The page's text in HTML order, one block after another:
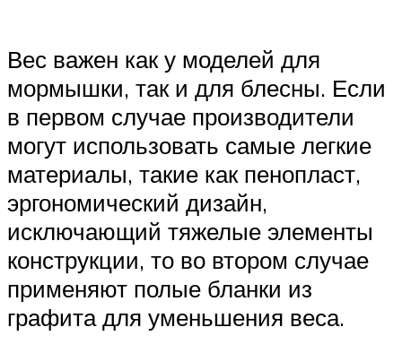
Вес важен как у моделей для
мормышки, так и для блесны. Если
в первом случае производители
могут использовать самые легкие
материалы, такие как пенопласт,
эргономический дизайн,
исключающий тяжелые элементы
конструкции, то во втором случае
применяют полые бланки из
графита для уменьшения веса.